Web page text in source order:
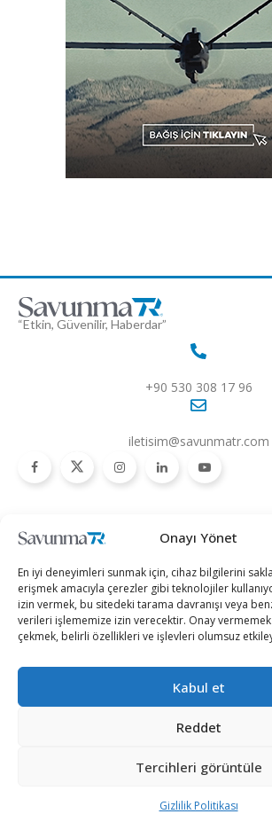
Onayı Yönet
En iyi deneyimleri sunmak için, cihaz bilgilerini
erişmek amacıyla çerezler gibi teknolojiler
izin vermek, bu sitedeki tarama davranışı veya
verileri işlememize izin verecektir. Onay vermemek
çekmek, belirli özellikleri ve işlevleri olumsuz
Kabul et
Reddet
Tercihleri görüntüle
Gizlilik Politikası
“Etkin, Güvenilir, Haberdar”
+90 530 308 17 96
iletisim@savunmatr.com
Savunma Sanayii
Hava Platformları
Kara Platformları
Deniz Platformları
İnsansız Sistemler
Kategoriler
Siber Güvenlik
Teknoloji
Röportajlar
Politika
Dosya Haber